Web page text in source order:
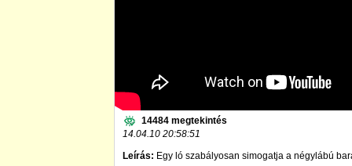
14484 megtekintés
14.04.10 20:58:51
Leírás: Egy ló szabályosan simogatja a négylábú